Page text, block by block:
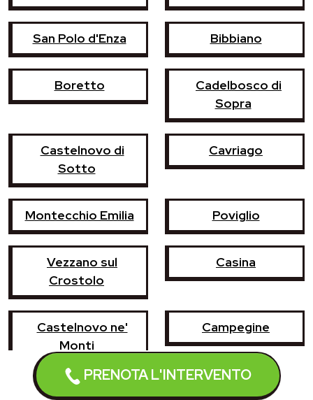
PRENOTA L'INTERVENTO
San Polo d'Enza Bibbiano
Boretto
Cadelbosco di
Sopra
Castelnovo di
Sotto
Cavriago
Montecchio Emilia Poviglio
Vezzano sul
Crostolo
Casina
Castelnovo ne'
Monti
Campegine
Brescello Fabbrico